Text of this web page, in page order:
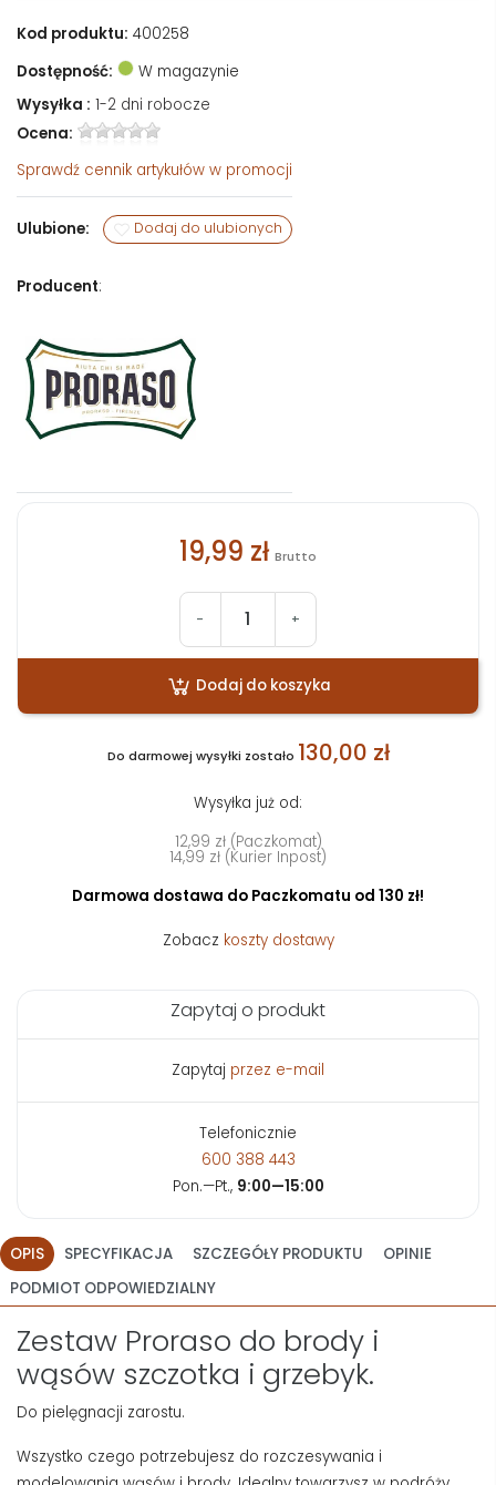
Kod produktu: 400258
Dostępność:
W magazynie
Wysyłka : 1-2 dni robocze
Ocena:
Sprawdź cennik artykułów w promocji
Ulubione: Dodaj do ulubionych
Producent:
19,99 zł Brutto
- +
Dodaj do koszyka
Do darmowej wysyłki zostało 130,00 zł
Wysyłka już od:
12,99 zł (Paczkomat)
14,99 zł (Kurier Inpost)
Darmowa dostawa do Paczkomatu od 130 zł!
Zobacz koszty dostawy
Zapytaj o produkt
Zapytaj przez e-mail
Telefonicznie
600 388 443
Pon.—Pt., 9:00—15:00
OPIS SPECYFIKACJA SZCZEGÓŁY PRODUKTU
OPINIE
PODMIOT ODPOWIEDZIALNY
Zestaw Proraso do brody i
wąsów szczotka i grzebyk.
Do pielęgnacji zarostu.
Wszystko czego potrzebujesz do rozczesywania i